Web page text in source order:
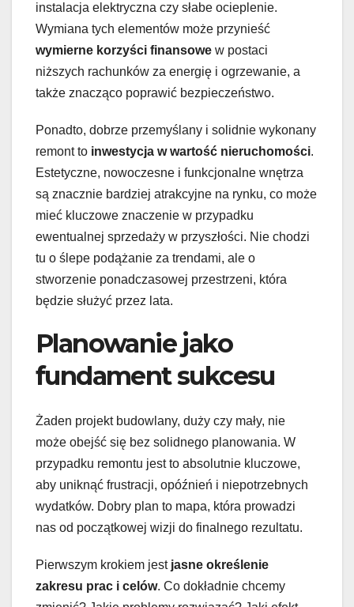
instalacja elektryczna czy słabe ocieplenie.
Wymiana tych elementów może przynieść
wymierne korzyści finansowe w postaci
niższych rachunków za energię i ogrzewanie, a
także znacząco poprawić bezpieczeństwo.
Ponadto, dobrze przemyślany i solidnie wykonany
remont to inwestycja w wartość nieruchomości.
Estetyczne, nowoczesne i funkcjonalne wnętrza
są znacznie bardziej atrakcyjne na rynku, co może
mieć kluczowe znaczenie w przypadku
ewentualnej sprzedaży w przyszłości. Nie chodzi
tu o ślepe podążanie za trendami, ale o
stworzenie ponadczasowej przestrzeni, która
będzie służyć przez lata.
Planowanie jako
fundament sukcesu
Żaden projekt budowlany, duży czy mały, nie
może obejść się bez solidnego planowania. W
przypadku remontu jest to absolutnie kluczowe,
aby uniknąć frustracji, opóźnień i niepotrzebnych
wydatków. Dobry plan to mapa, która prowadzi
nas od początkowej wizji do finalnego rezultatu.
Pierwszym krokiem jest jasne określenie
zakresu prac i celów. Co dokładnie chcemy